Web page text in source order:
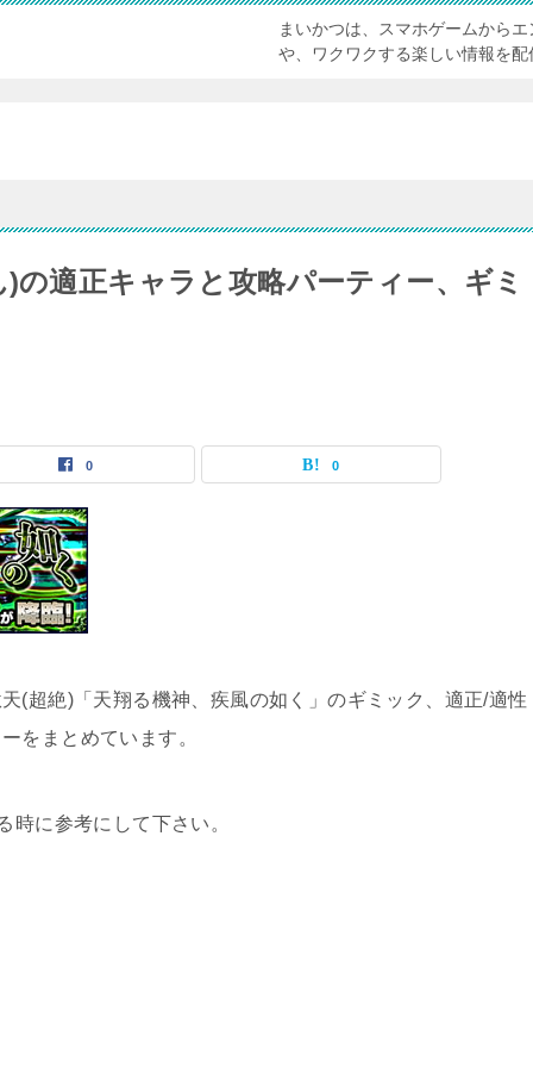
まいかつは、スマホゲームから
や、ワクワクする楽しい情報を
適正キャラと攻略パーティー、ギミ
0 0
(超絶)「天翔る機神、疾風の如く」のギミック、適正/適性
をまとめています。
時に参考にして下さい。